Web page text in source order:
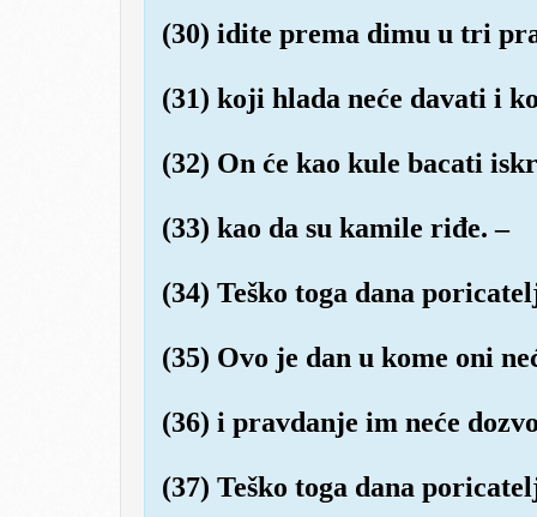
(30) idite prema dimu u tri
(31) koji hlada neće davati i
(32) On će kao kule bacati
(33) kao da su kamile riđe. –
(34) Teško toga dana
(35) Ovo je dan u kome oni
(36) i pravdanje im neće
(37) Teško toga dana